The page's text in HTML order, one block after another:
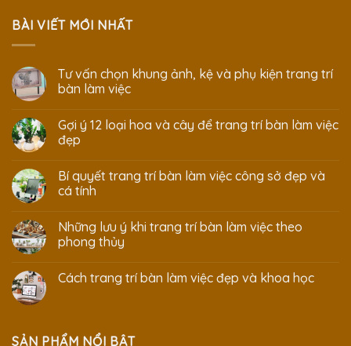
BÀI VIẾT MỚI NHẤT
Tư vấn chọn khung ảnh, kệ và phụ kiện trang trí
bàn làm việc
Gợi ý 12 loại hoa và cây để trang trí bàn làm việc
đẹp
Bí quyết trang trí bàn làm việc công sở đẹp và
cá tính
Những lưu ý khi trang trí bàn làm việc theo
phong thủy
Cách trang trí bàn làm việc đẹp và khoa học
SẢN PHẨM NỔI BẬT